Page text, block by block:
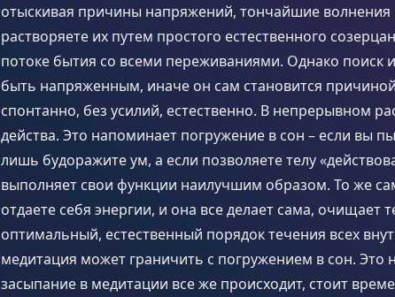
отыскивая причины напряжений, тончайшие волнения
растворяете их путем простого естественного
потоке бытия со всеми переживаниями. Однако поиск
быть напряженным, иначе он сам становится
спонтанно, без усилий, естественно. В непрерывном
действа. Это напоминает погружение в сон – если вы
лишь будоражите ум, а если позволяете телу
выполняет свои функции наилучшим образом. То же
отдаете себя энергии, и она все делает сама, очищает
оптимальный, естественный порядок течения всех
медитация может граничить с погружением в сон. Это
засыпание в медитации все же происходит, стоит